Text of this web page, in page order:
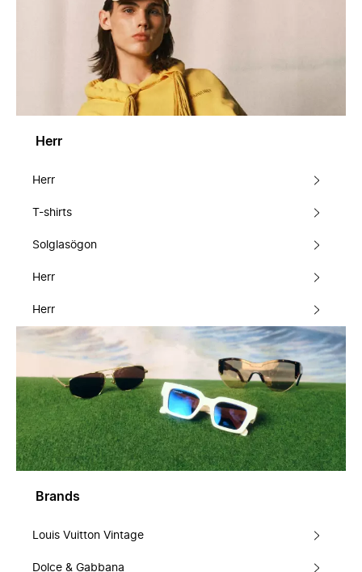
Herr
Herr
T-shirts
Solglasögon
Herr
Herr
Brands
Louis Vuitton Vintage
Dolce & Gabbana